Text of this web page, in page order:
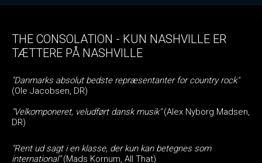
THE CONSOLATION - KUN NASHVILLE ER
TÆTTERE PÅ NASHVILLE
"Danmarks absolut bedste repræsentanter for country rock"
(Ole Jacobsen, DR)
"Velkomponeret, veludført dansk musik"(Alex Nyborg Madsen,
DR)
"Rent ud sagt i en klasse, der kun kan betegnes som
international"(Mads Kornum, All That)